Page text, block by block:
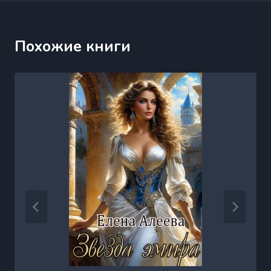
Похожие книги